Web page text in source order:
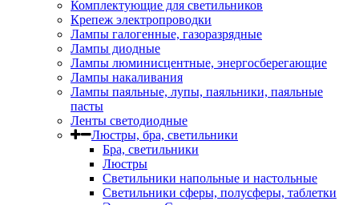
Комплектующие для светильников
Крепеж электропроводки
Лампы галогенные, газоразрядные
Лампы диодные
Лампы люминисцентные, энергосберегающие
Лампы накаливания
Лампы паяльные, лупы, паяльники, паяльные
пасты
Ленты светодиодные
Люстры, бра, светильники
Бра, светильники
Люстры
Светильники напольные и настольные
Светильники сферы, полусферы, таблетки